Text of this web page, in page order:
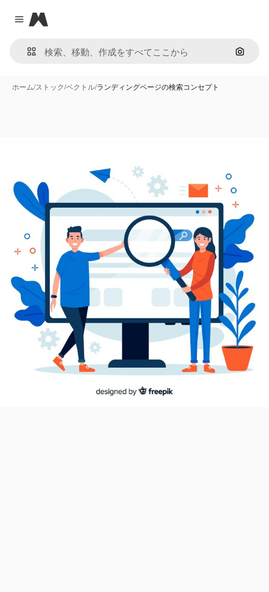
Close menu
Magnific
画像で
ホーム/ストック/ベクトル/ランディングページの検索コンセプト